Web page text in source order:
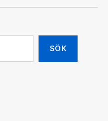
SÖK